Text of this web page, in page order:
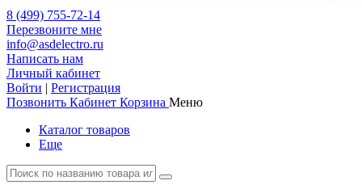
8 (499) 755-72-14
Перезвоните мне
info@asdelectro.ru
Написать нам
Личный кабинет
Войти | Регистрация
Позвонить Кабинет Корзина Меню
Каталог товаров
Еще